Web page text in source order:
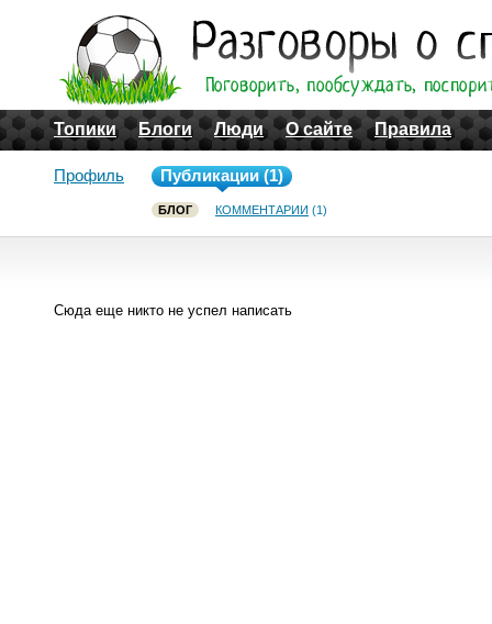
Топики Блоги Люди О сайте Правила
Профиль Публикации (1)
БЛОГ КОММЕНТАРИИ (1)
Сюда еще никто не успел написать